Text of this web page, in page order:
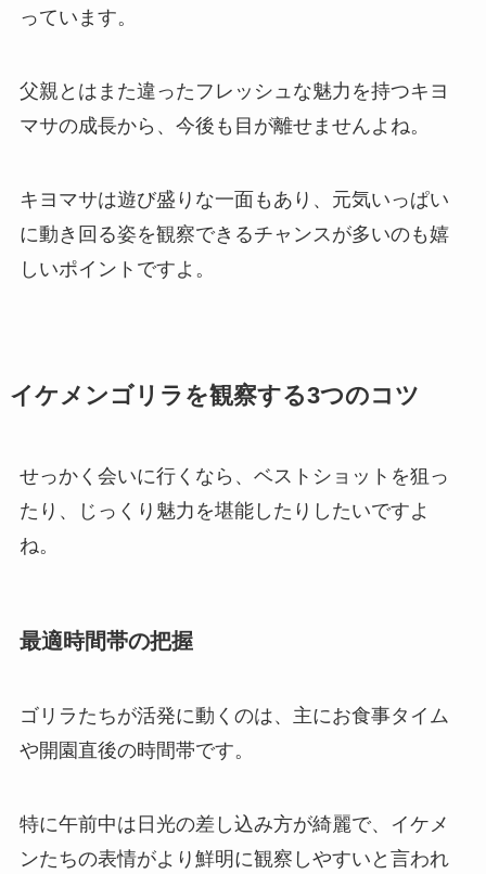
っています。
父親とはまた違ったフレッシュな魅力を持つキヨ
マサの成長から、今後も目が離せませんよね。
キヨマサは遊び盛りな一面もあり、元気いっぱい
に動き回る姿を観察できるチャンスが多いのも嬉
しいポイントですよ。
イケメンゴリラを観察する3つのコツ
せっかく会いに行くなら、ベストショットを狙っ
たり、じっくり魅力を堪能したりしたいですよ
ね。
最適時間帯の把握
ゴリラたちが活発に動くのは、主にお食事タイム
や開園直後の時間帯です。
特に午前中は日光の差し込み方が綺麗で、イケメ
ンたちの表情がより鮮明に観察しやすいと言われ